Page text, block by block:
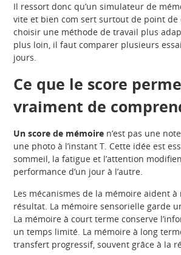
Il ressort donc qu’un simulateur de
vite et bien com sert surtout de point de
choisir une méthode de travail plus
plus loin, il faut comparer plusieurs
jours.
Ce que le score
vraiment de
Un score de mémoire n’est pas une
une photo à l’instant T. Cette idée est
sommeil, la fatigue et l’attention
performance d’un jour à l’autre.
Les mécanismes de la mémoire aident
résultat. La mémoire sensorielle garde
La mémoire à court terme conserve
un temps limité. La mémoire à long
transfert progressif, souvent grâce à la